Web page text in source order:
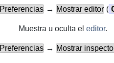
Preferencias → Mostrar editor (
Muestra u oculta el editor.
Preferencias → Mostrar